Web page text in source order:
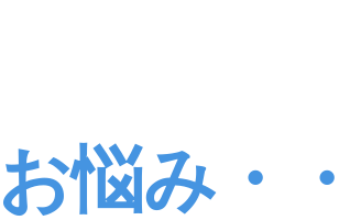
悩み・